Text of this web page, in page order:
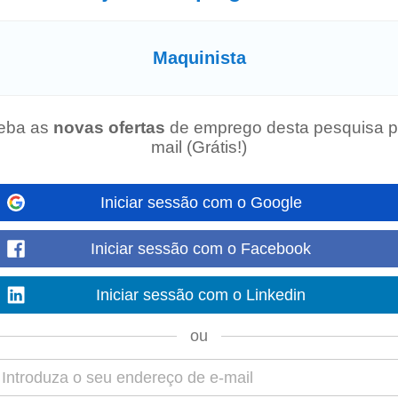
em A-dos-Cunhados (Torres Vedras), com a admissão de um(a)
experiência na operação...
mais de 30 anos de experiência, pretende aumentar a sua equipa, com
Experiência comprovada na...
Maquinista
as novas ofertas de emprego desta pesquisa
mail (Grátis!)
Iniciar sessão com o Google
Iniciar sessão com o Facebook
Iniciar sessão com o Linkedin
ou